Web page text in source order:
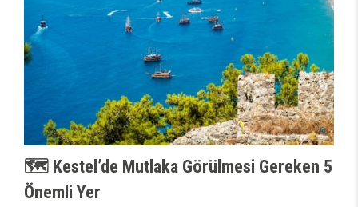
🗺️ Kestel’de Mutlaka Görülmesi Gereken 5
Önemli Yer